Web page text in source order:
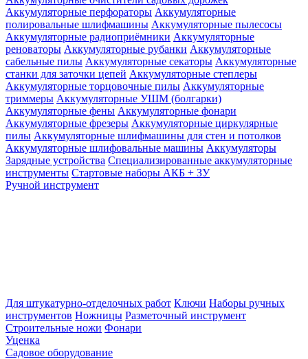
Аккумуляторные перфораторы Аккумуляторные
полировальные шлифмашины Аккумуляторные пылесосы
Аккумуляторные радиоприёмники Аккумуляторные
реноваторы Аккумуляторные рубанки Аккумуляторные
сабельные пилы Аккумуляторные секаторы Аккумуляторные
станки для заточки цепей Аккумуляторные степлеры
Аккумуляторные торцовочные пилы Аккумуляторные
триммеры Аккумуляторные УШМ (болгарки)
Аккумуляторные фены Аккумуляторные фонари
Аккумуляторные фрезеры Аккумуляторные циркулярные
пилы Аккумуляторные шлифмашины для стен и потолков
Аккумуляторные шлифовальные машины Аккумуляторы
Зарядные устройства Специализированные аккумуляторные
инструменты Стартовые наборы АКБ + ЗУ
Ручной инструмент
Для штукатурно-отделочных работ Ключи Наборы ручных
инструментов Ножницы Разметочный инструмент
Строительные ножи Фонари
Уценка
Садовое оборудование